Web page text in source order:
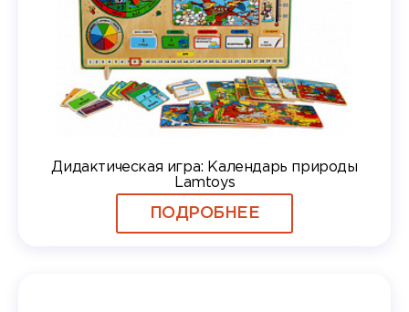
Дидактическая игра: Календарь природы
Lamtoys
ПОДРОБНЕЕ